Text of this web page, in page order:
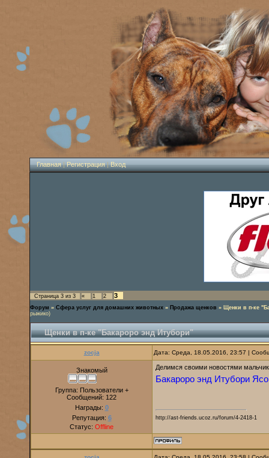
Главная|Регистрация|Вход
Страница 3 из 3 « 1 2 3
Форум » Сфера услуг для домашних животных » Продажа щенков » Щенки в п-ке
рыжико)
Щенки в п-ке "Бакароро энд Итубори"
zocja Дата: Среда, 18.05.2016, 23:57 |
Знакомый
Группа: Пользователи +
Сообщений: 122
Награды: 0
Репутация: 6
Статус: Offline
Делимся своими новостями
Бакароро энд Итубори
http://ast-friends.ucoz.ru/forum/4-2418-1